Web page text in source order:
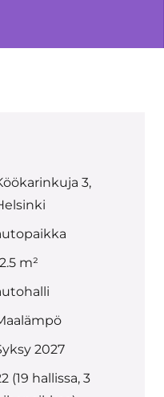
3,
m²
2027
(19 hallissa, 3